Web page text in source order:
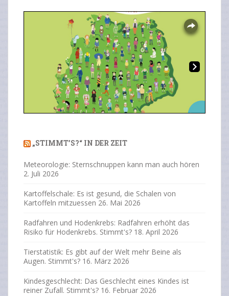
Overlays
„STIMMT’S?“ IN DER ZEIT
Meteorologie: Sternschnuppen kann man auch hören
2. Juli 2026
Kartoffelschale: Es ist gesund, die Schalen von
Kartoffeln mitzuessen 26. Mai 2026
Radfahren und Hodenkrebs: Radfahren erhöht das
Risiko für Hodenkrebs. Stimmt's? 18. April 2026
Tierstatistik: Es gibt auf der Welt mehr Beine als
Augen. Stimmt's? 16. März 2026
Kindesgeschlecht: Das Geschlecht eines Kindes ist
reiner Zufall. Stimmt's? 16. Februar 2026